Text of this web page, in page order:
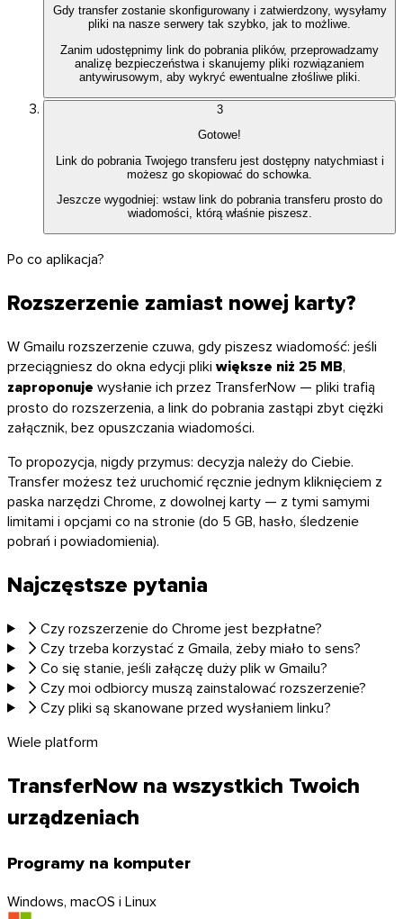
Firefox
Gdy transfer zostanie skonfigurowany i zatwierdzony, wysyłamy
pliki na nasze serwery tak szybko, jak to możliwe.
Zanim udostępnimy link do pobrania plików, przeprowadzamy
analizę bezpieczeństwa i skanujemy pliki rozwiązaniem
antywirusowym, aby wykryć ewentualne złośliwe pliki.
3
Gotowe!
Link do pobrania Twojego transferu jest dostępny natychmiast i
możesz go skopiować do schowka.
Jeszcze wygodniej: wstaw link do pobrania transferu prosto do
wiadomości, którą właśnie piszesz.
Po co aplikacja?
Rozszerzenie zamiast nowej karty?
W Gmailu rozszerzenie czuwa, gdy piszesz wiadomość: jeśli
przeciągniesz do okna edycji pliki większe niż 25 MB,
zaproponuje wysłanie ich przez TransferNow — pliki trafią
prosto do rozszerzenia, a link do pobrania zastąpi zbyt ciężki
załącznik, bez opuszczania wiadomości.
To propozycja, nigdy przymus: decyzja należy do Ciebie.
Transfer możesz też uruchomić ręcznie jednym kliknięciem z
paska narzędzi Chrome, z dowolnej karty — z tymi samymi
limitami i opcjami co na stronie (do 5 GB, hasło, śledzenie
pobrań i powiadomienia).
Najczęstsze pytania
Czy rozszerzenie do Chrome jest bezpłatne?
Czy trzeba korzystać z Gmaila, żeby miało to sens?
Co się stanie, jeśli załączę duży plik w Gmailu?
Czy moi odbiorcy muszą zainstalować rozszerzenie?
Czy pliki są skanowane przed wysłaniem linku?
Wiele platform
TransferNow na wszystkich Twoich
urządzeniach
Programy na komputer
Windows, macOS i Linux